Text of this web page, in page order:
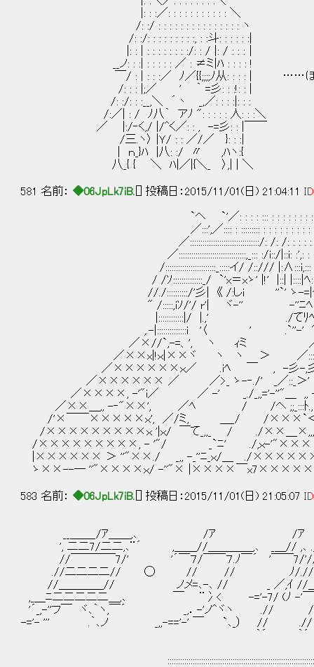
|: : :／: : : : : : : : : : : ＼
/: :/ : : : : : : : : : : : : : : : ヽ
/: :/: : : : : : : : :, : :斗: : : : : :|
|: : | : : : : : : : :/: : / |: / : : :｜
__ノ: : :| : : : : : ／ : ≠ミ|ﾊ : : : : !
￣/ : | : : :／ ﾉ／{{;;;;ﾉ从: : : : | ……ほ
/: : : |;／ ' ｀ =彡: : :!: : |
/: :/: : :__,＼ ´丶 _,／: : : :|: : :
/:／| : / ﾉ八｀ アﾉ ": : : : : 人: : :＼
／ |:/‐く,/ |/^く／: : , -=彡: : |￣￣
/三.ヽ〉 |Ｙ/ : : ／/／ }: : :|
｜ ｎ_}ﾊ |八: :/ 〃 ,ﾊヽ:{
八_{ { ＼ ﾊ|／|{＼_ 〉,| | ＼
581 名前： ◆06JpLk7iB. [] 投稿日：2015/11/01(日) 21:04:11
`ヘ `'／: : : : ::: : : : : : : : : : : : : :
／:::',／:::: : ::::::::: : : : : : : : : : : : : :
／:::::::::::::::::::::::::::::::::/: /: /: : : : : : : :
／::::::::::::::::::::::::::::::::,_::: :/i::/|::i: :',: : : : : :
/::::::::::::::::::::::::_:::::イ/ /::/// |:∧:::i,::: : :
/ /ｿ::::::::::::::_/ `'x＝xゝ' |!' |::| |::::|ﾍ
//./::::::::::/'彡| 《 /:しi ''`' ゝ-=|ﾍ::::::::::
" /:::::,iｿ/'/ r'| ヾ-'' -''ﾆﾍ `ヾ::::::
|::::::::::::|/ |.,' ./てﾘﾍ', /:::::
,.-|::::::::::::::i '〈 ' .`''-' "/:::::／/:::/: :／
／×//`,-=、', ヽ ｨミ ／:::::::
／××x|!ｘ|××ヾ ヽ ヽ ＞ ／::::::::／//:
／××××××ｘ／ .iﾍ ￣ , -彡-,彡::
／×××××× ／ ／>_ ゝ-‐./' _／::_＞' /
／××××, -'"i／ ／ -' _./_,,='-''"＿ ,,
／××＿,, -‐"××', ／ﾍ / /ヘ ;;_:::ﾄ.,::::|
/'×￣￣×××××ｘ', ／/ミ, ＿_/ /×××`
/×××××××××ｘ '|ｘ/ ￣て_,,_ / ./××＿
/×××××××××, - '"/ _`ﾆ' ./,ｘ-'"××××
|×××××× ＞ ''"××./ _,, -_''ﾆ_ｘ/＿ ./××××××
ゝ××--― ''"××××ｘ/ -''"× |××××￣x7×××××
583 名前： ◆06JpLk7iB. [] 投稿日：2015/11/01(日) 21:05:07
__＿＿_/ｱ＿＿,
', 二二7/二二,､¨´ ,＿＿//＿＿＿＿,､
//￣￣￣￣7/' '´￣７/￣￣７.ﾉ￣´ '
.//二二二二// ◯ // // ﾉ/.//＝//＝// ＿
//＿＿＿＿// ノメ=､-､ // _ ／,ｲ //＿//＿//
,_＿ﾆ二二二二二＿,､ ￣ ¨冫< -='-7/ (ﾉ -'￣7/
'´_,-''フ￣ ヾ､｀ヽ,￣´ _,．-'ノ
-='- ''' .｀､ノ _,,-=='-' ￣ `､_） // .// `'